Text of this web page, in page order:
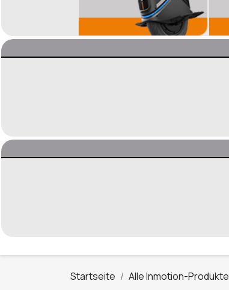
Startseite Alle Inmotion-Produkte